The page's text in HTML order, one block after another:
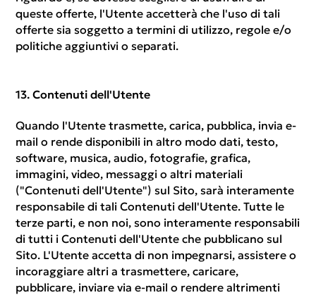
queste offerte, l'Utente accetterà che l'uso di tali
offerte sia soggetto a termini di utilizzo, regole e/o
politiche aggiuntivi o separati.
Contenuti dell'Utente
Quando l'Utente trasmette, carica, pubblica, invia e-
mail o rende disponibili in altro modo dati, testo,
software, musica, audio, fotografie, grafica,
immagini, video, messaggi o altri materiali
("Contenuti dell'Utente") sul Sito, sarà interamente
responsabile di tali Contenuti dell'Utente. Tutte le
terze parti, e non noi, sono interamente responsabili
di tutti i Contenuti dell'Utente che pubblicano sul
Sito. L'Utente accetta di non impegnarsi, assistere o
incoraggiare altri a trasmettere, caricare,
pubblicare, inviare via e-mail o rendere altrimenti